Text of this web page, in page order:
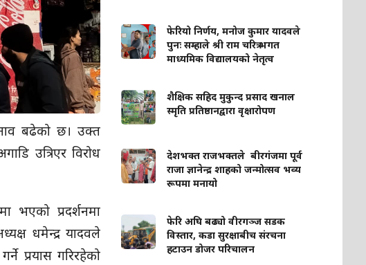
बढेको छ। उक्त
उत्रिएर विरोध
भएको प्रदर्शनमा
धमेन्द्र यादवले
प्रयास गरिरहेको
फेरियो निर्णय, मनोज कुमार यादवले
पुनः सम्हाले श्री राम चरित्र भगत
माध्यमिक विद्यालयको नेतृत्व
शैक्षिक सहिद मुकुन्द प्रसाद खनाल
स्मृति प्रतिष्ठानद्वारा वृक्षारोपण
देशभक्त राजभक्तले बीरगंजमा पूर्व
राजा ज्ञानेन्द्र शाहको जन्मोत्सव भव्य
रूपमा मनायो
फेरि अघि बढ्यो वीरगञ्ज सडक
विस्तार, कडा सुरक्षाबीच संरचना
हटाउन डोजर परिचालन